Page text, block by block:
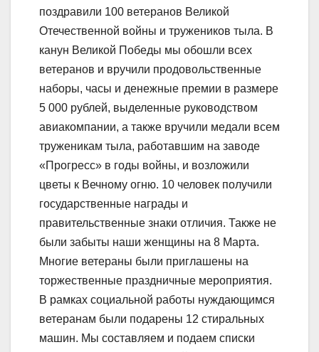
поздравили 100 ветеранов Великой
Отечественной войны и тружеников тыла. В
канун Великой Победы мы обошли всех
ветеранов и вручили продовольственные
наборы, часы и денежные премии в размере
5 000 рублей, выделенные руководством
авиакомпании, а также вручили медали всем
труженикам тыла, работавшим на заводе
«Прогресс» в годы войны, и возложили
цветы к Вечному огню. 10 человек получили
государственные награды и
правительственные знаки отличия. Также не
были забыты наши женщины на 8 Марта.
Многие ветераны были приглашены на
торжественные праздничные мероприятия.
В рамках социальной работы нуждающимся
ветеранам были подарены 12 стиральных
машин. Мы составляем и подаем списки